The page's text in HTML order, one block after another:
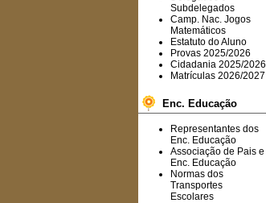
Subdelegados
Camp. Nac. Jogos
Matemáticos
Estatuto do Aluno
Provas 2025/2026
Cidadania 2025/2026
Matrículas 2026/2027
Enc. Educação
Representantes dos
Enc. Educação
Associação de Pais e
Enc. Educação
Normas dos
Transportes
Escolares